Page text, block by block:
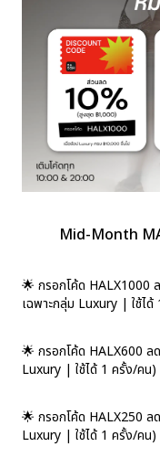
Mid-Month
🌟 กรอกโค้ด HALX1000
เฉพาะกลุ่ม Luxury | ใช้ไ
🌟 กรอกโค้ด HALX600
Luxury | ใช้ได้ 1 ครั้ง/คน)
🌟 กรอกโค้ด HALX250
Luxury | ใช้ได้ 1 ครั้ง/คน)